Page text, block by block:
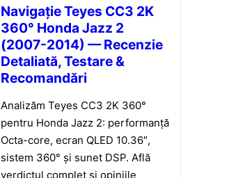
Navigație Teyes CC3 2K
360° Honda Jazz 2
(2007-2014) — Recenzie
Detaliată, Testare &
Recomandări
Analizăm Teyes CC3 2K 360°
pentru Honda Jazz 2: performanță
Octa-core, ecran QLED 10.36″,
sistem 360° și sunet DSP. Află
verdictul complet și opiniile